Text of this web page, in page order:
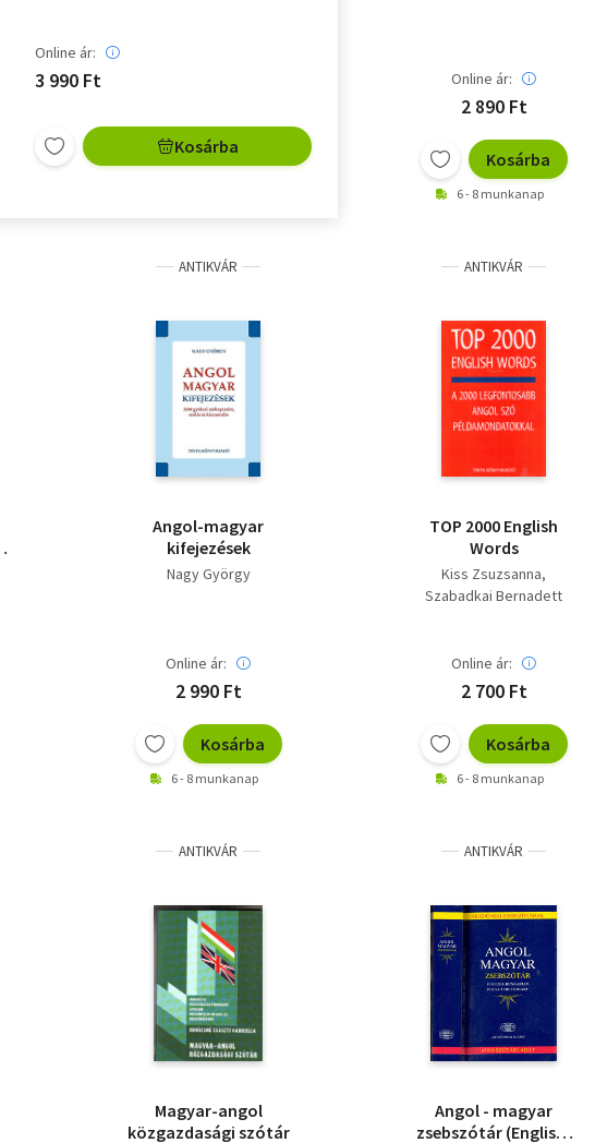
Online ár:
3 990 Ft
Kosárba
Online ár:
2 890 Ft
Kosárba
6 - 8 munkanap
ANTIKVÁR
Angol-magyar
kifejezések
Nagy György
Online ár:
2 990 Ft
Kosárba
6 - 8 munkanap
ANTIKVÁR
TOP 2000 English
Words
Kiss Zsuzsanna
Szabadkai Bernadett
Online ár:
2 700 Ft
Kosárba
6 - 8 munkanap
ANTIKVÁR
Magyar-angol
közgazdasági szótár
ANTIKVÁR
Angol - magyar
zsebszótár (English-